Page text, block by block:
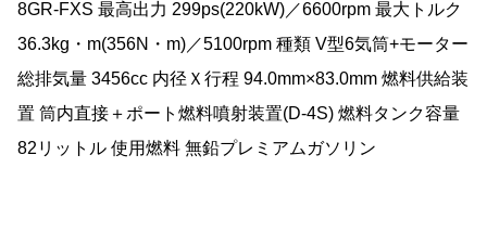
8GR-FXS 最高出力 299ps(220kW)／6600rpm 最大トルク
36.3kg・m(356N・m)／5100rpm 種類 V型6気筒+モーター
総排気量 3456cc 内径Ｘ行程 94.0mm×83.0mm 燃料供給装
置 筒内直接＋ポート燃料噴射装置(D-4S) 燃料タンク容量
82リットル 使用燃料 無鉛プレミアムガソリン